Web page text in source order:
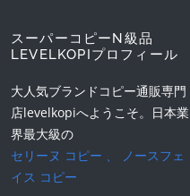
スーパーコピーN級品
LEVELKOPIプロフィール
大人気ブランドコピー通販専門
店levelkopiへようこそ。日本業
界最大級の
セリーヌ コピー 、
ノースフェ
イス コピー